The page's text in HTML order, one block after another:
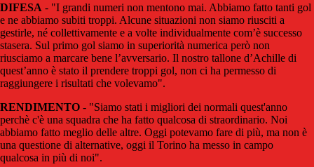
DIFESA - "I grandi numeri non mentono mai. Abbiamo fatto tanti gol
e ne abbiamo subiti troppi. Alcune situazioni non siamo riusciti a
gestirle, né collettivamente e a volte individualmente com’è successo
stasera. Sul primo gol siamo in superiorità numerica però non
riusciamo a marcare bene l’avversario. Il nostro tallone d’Achille di
quest’anno è stato il prendere troppi gol, non ci ha permesso di
raggiungere i risultati che volevamo".
RENDIMENTO - "Siamo stati i migliori dei normali quest'anno
perchè c'è una squadra che ha fatto qualcosa di straordinario. Noi
abbiamo fatto meglio delle altre. Oggi potevamo fare di più, ma non è
una questione di alternative, oggi il Torino ha messo in campo
qualcosa in più di noi".